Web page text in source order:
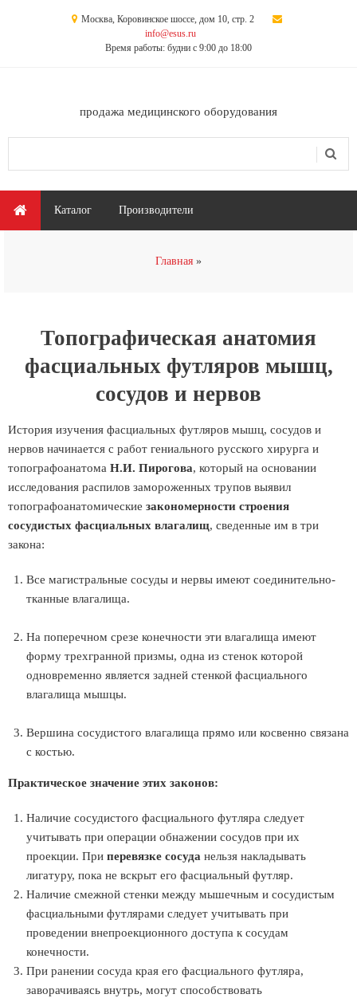
Москва, Коровинское шоссе, дом 10, стр. 2
info@esus.ru
Время работы: будни с 9:00 до 18:00
продажа медицинского оборудования
Главное меню
Каталог Производители
Главная
Топографическая анатомия
фасциальных футляров мышц,
сосудов и нервов
История изучения фасциальных футляров мышц, сосудов и
нервов начинается с работ гениального русского хирурга и
топографоанатома Н.И. Пирогова, который на основании
исследования распилов замороженных трупов выявил
топографоанатомические закономерности строения
сосудистых фасциальных влагалищ, сведенные им в три
закона:
Все магистральные сосуды и нервы имеют соединительно-
тканные влагалища.
На поперечном срезе конечности эти влагалища имеют
форму трехгранной призмы, одна из стенок которой
одновременно является задней стенкой фасциального
влагалища мышцы.
Вершина сосудистого влагалища прямо или косвенно связана
с костью.
Практическое значение этих законов:
Наличие сосудистого фасциального футляра следует
учитывать при операции обнажении сосудов при их
проекции. При перевязке сосуда нельзя накладывать
лигатуру, пока не вскрыт его фасциальный футляр.
Наличие смежной стенки между мышечным и сосудистым
фасциальными футлярами следует учитывать при
проведении внепроекционного доступа к сосудам
конечности.
При ранении сосуда края его фасциального футляра,
заворачиваясь внутрь, могут способствовать